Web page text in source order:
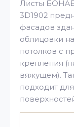
Листы
3D1902
фасадов
облицовки
потолков с
крепления
вяжущем).
подходит